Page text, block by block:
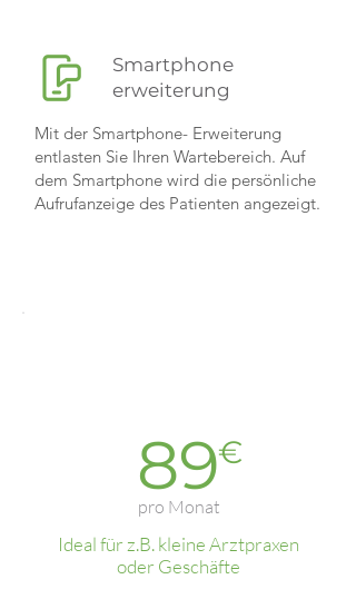
Smartphone
erweiterung
Mit der Smartphone- Erweiterung
entlasten Sie Ihren Wartebereich. Auf
dem Smartphone wird die persönliche
Aufrufanzeige des Patienten angezeigt.
89
pro Monat
€
Ideal für z.B. kleine Arztpraxen
oder Geschäfte